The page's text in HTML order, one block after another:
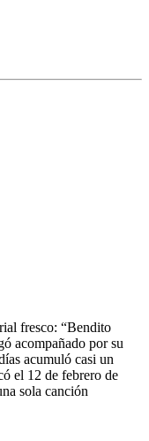
fresco: “Bendito
acompañado por su
acumuló casi un
el 12 de febrero de
sola canción